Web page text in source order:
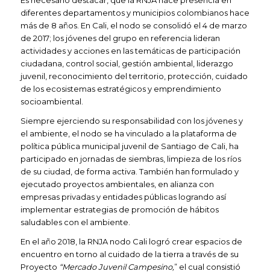
diferentes departamentos y municipios colombianos hace
más de 8 años. En Cali, el nodo se consolidó el 4 de marzo
de 2017; los jóvenes del grupo en referencia lideran
actividades y acciones en las temáticas de participación
ciudadana, control social, gestión ambiental, liderazgo
juvenil, reconocimiento del territorio, protección, cuidado
de los ecosistemas estratégicos y emprendimiento
socioambiental.
Siempre ejerciendo su responsabilidad con los jóvenes y
el ambiente, el nodo se ha vinculado a la plataforma de
política pública municipal juvenil de Santiago de Cali, ha
participado en jornadas de siembras, limpieza de los ríos
de su ciudad, de forma activa. También han formulado y
ejecutado proyectos ambientales, en alianza con
empresas privadas y entidades públicas logrando así
implementar estrategias de promoción de hábitos
saludables con el ambiente.
En el año 2018, la RNJA nodo Cali logró crear espacios de
encuentro en torno al cuidado de la tierra a través de su
Proyecto “Mercado Juvenil Campesino,” el cual consistió